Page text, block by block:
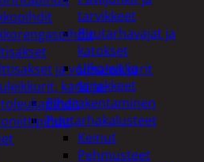
tarvikkeet
Puutarhavajat ja
katokset
Ulko-wc ja
tarvikkeet
Piharakentaminen
Puutarhakalusteet
Keinut
Pehmusteet
ja voimaleikkurit
kärki ja-